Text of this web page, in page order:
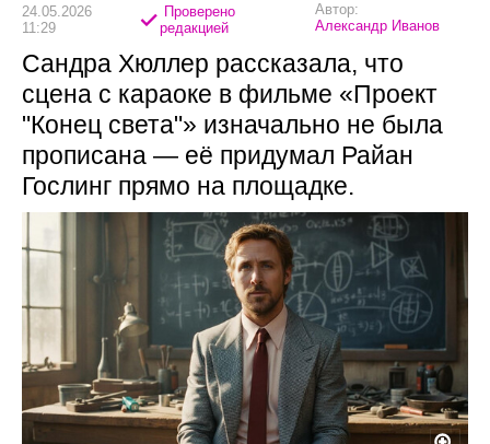
24.05.2026
11:29
Проверено
редакцией
Автор:
Александр Иванов
Сандра Хюллер рассказала, что
сцена с караоке в фильме «Проект
"Конец света"» изначально не была
прописана — её придумал Райан
Гослинг прямо на площадке.